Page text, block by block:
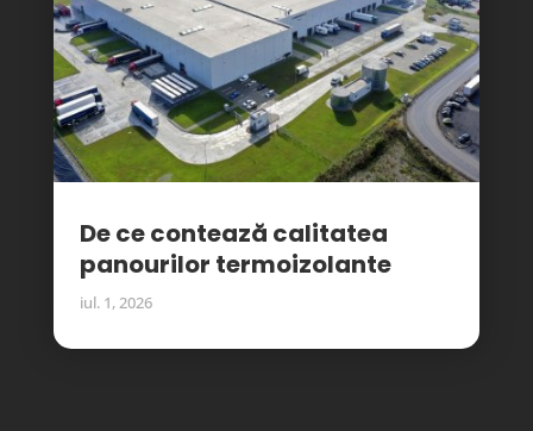
De ce contează calitatea
panourilor termoizolante
iul. 1, 2026